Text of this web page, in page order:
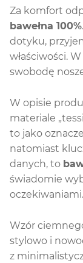
Za komfort
bawełna 100%
dotyku,
właściwości.
swobodę
W opisie
materiale
to jako
natomiast
danych, to
świadomie
oczekiwaniami.
Wzór
stylowo i
z